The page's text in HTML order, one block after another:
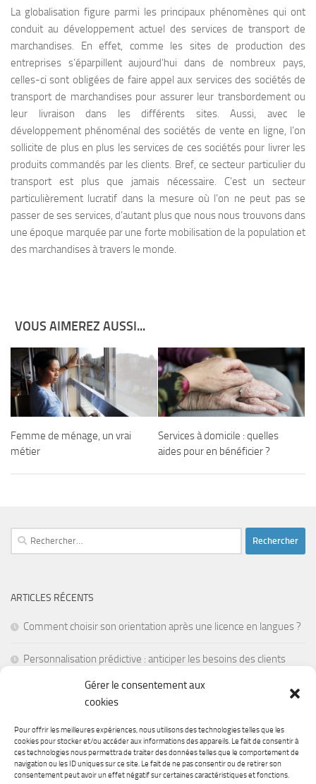
Gérer le consentement aux
cookies
Pour offrir les meilleures expériences, nous utilisons des technologies telles que les
cookies pour stocker et/ou accéder aux informations des appareils. Le fait de consentir à
ces technologies nous permettra de traiter des données telles que le comportement de
navigation ou les ID uniques sur ce site. Le fait de ne pas consentir ou de retirer son
consentement peut avoir un effet négatif sur certaines caractéristiques et fonctions.
La globalisation figure parmi les principaux phénomènes qui ont
conduit au développement actuel des services de transport de
marchandises. En effet, comme les sites de production des
entreprises s’éparpillent aujourd’hui dans de nombreux pays,
celles-ci sont obligées de faire appel aux services des sociétés de
transport de marchandises pour assurer leur transbordement ou
leur livraison dans les différents sites. Aussi, avec le
développement phénoménal des sociétés de vente en ligne, l’on
sollicite de plus en plus les services de ces sociétés pour livrer les
produits commandés par les clients. Bref, ce secteur particulier du
transport est plus que jamais nécessaire. C’est un secteur
particulièrement lucratif dans la mesure où l’on ne peut pas se
passer de ses services, d’autant plus que nous nous trouvons dans
une époque marquée par une forte mobilisation de la population et
des marchandises à travers le monde.
VOUS AIMEREZ AUSSI...
Femme de ménage, un vrai
métier
Services à domicile : quelles
aides pour en bénéficier ?
Rechercher :
ARTICLES RÉCENTS
Comment choisir son orientation après une licence en langues ?
Personnalisation prédictive : anticiper les besoins des clients
La réalité mixte pour former les employés en situations de crise
Les batteries à semi-conducteurs : une révolution pour
l’électronique portable